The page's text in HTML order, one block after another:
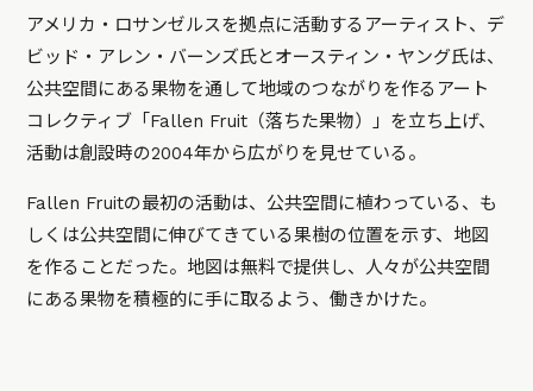
アメリカ・ロサンゼルスを拠点に活動するアーティスト、デ
ビッド・アレン・バーンズ氏とオースティン・ヤング氏は、
公共空間にある果物を通して地域のつながりを作るアート
コレクティブ「Fallen Fruit（落ちた果物）」を立ち上げ、
活動は創設時の2004年から広がりを見せている。
Fallen Fruitの最初の活動は、公共空間に植わっている、も
しくは公共空間に伸びてきている果樹の位置を示す、地図
を作ることだった。地図は無料で提供し、人々が公共空間
にある果物を積極的に手に取るよう、働きかけた。